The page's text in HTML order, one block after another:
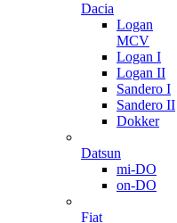
Dacia
Logan
MCV
Logan I
Logan II
Sandero I
Sandero II
Dokker
Datsun
mi-DO
on-DO
Fiat